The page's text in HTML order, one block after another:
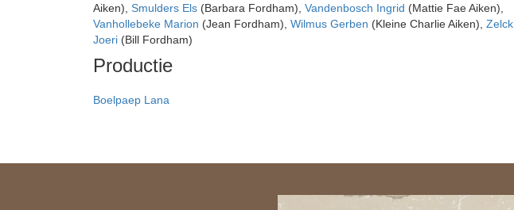
Aiken), Smulders Els (Barbara Fordham), Vandenbosch Ingrid (Mattie Fae Aiken),
Vanhollebeke Marion (Jean Fordham), Wilmus Gerben (Kleine Charlie Aiken), Zelck
Joeri (Bill Fordham)
Productie
Boelpaep Lana